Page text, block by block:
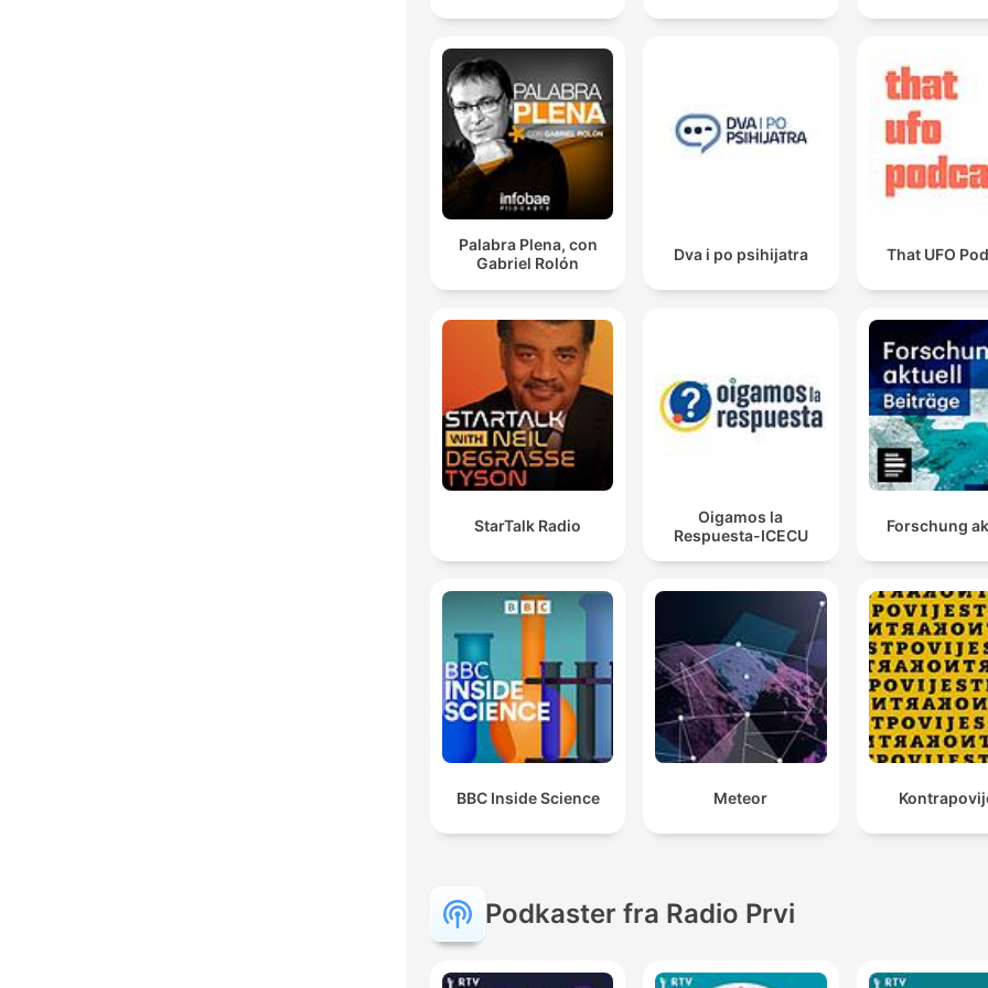
Palabra Plena, con
Gabriel Rolón
Dva i po psihijatra That UFO
StarTalk Radio
Oigamos la
Respuesta-ICECU
Forschung
BBC Inside Science Meteor
Podkaster fra Radio Prvi